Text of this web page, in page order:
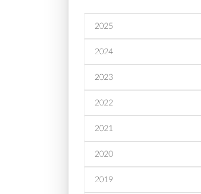
2025
2024
2023
2022
2021
2020
2019